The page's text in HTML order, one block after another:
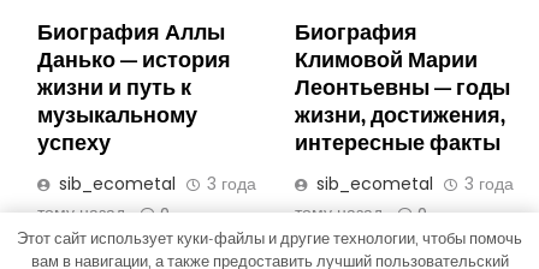
Биография Аллы
Данько — история
жизни и путь к
музыкальному
успеху
sib_ecometal
3 года
тому назад
0
Биография
Климовой Марии
Леонтьевны — годы
жизни, достижения,
интересные факты
sib_ecometal
3 года
тому назад
0
Советы автомобилистам
Техобслуживание своими руками
Trendy News - новостная тема для WordPress. Все права
Этот сайт использует куки-файлы и другие технологии, чтобы помочь
вам в навигации, а также предоставить лучший пользовательский